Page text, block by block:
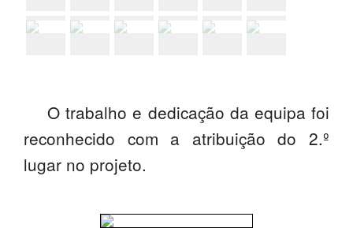
O trabalho e dedicação da equipa foi
reconhecido com a atribuição do 2.º
lugar no projeto.